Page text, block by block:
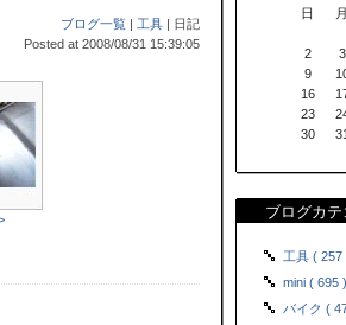
ブログ一覧 | 工具 | 日記
Posted at 2008/08/31 15:39:05
日 月
2
3
9
16
23
30
31
ブログカテ
工具 ( 257
mini ( 695 )
バイク (